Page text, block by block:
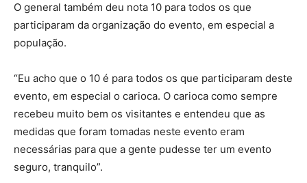
O general também deu nota 10 para todos os que
participaram da organização do evento, em especial a
população.
“Eu acho que o 10 é para todos os que participaram deste
evento, em especial o carioca. O carioca como sempre
recebeu muito bem os visitantes e entendeu que as
medidas que foram tomadas neste evento eram
necessárias para que a gente pudesse ter um evento
seguro, tranquilo”.